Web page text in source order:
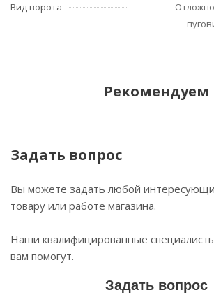
Вид ворота
Рекомендуем
Задать вопрос
Вы можете задать любой
товару или работе магазина.
Наши квалифицированные
вам помогут.
Задать вопрос